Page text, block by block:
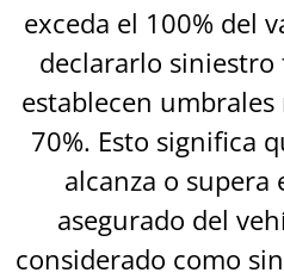
exceda el 100% del
declararlo siniestro
establecen umbrales
70%. Esto significa
alcanza o supera
asegurado del
considerado como